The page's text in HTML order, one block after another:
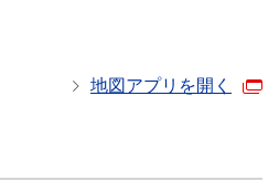
地図アプリを開く